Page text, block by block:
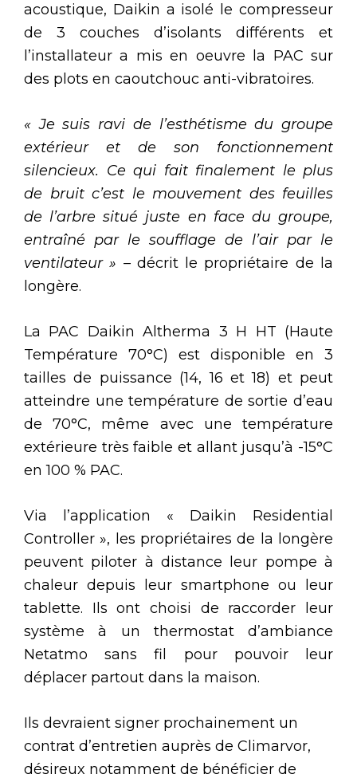
acoustique, Daikin a isolé le compresseur
de 3 couches d’isolants différents et
l’installateur a mis en oeuvre la PAC sur
des plots en caoutchouc anti-vibratoires.
« Je suis ravi de l’esthétisme du groupe
extérieur et de son fonctionnement
silencieux. Ce qui fait finalement le plus
de bruit c’est le mouvement des feuilles
de l’arbre situé juste en face du groupe,
entraîné par le soufflage de l’air par le
ventilateur » –décrit le propriétaire de la
longère.
La PAC Daikin Altherma 3 H HT (Haute
Température 70°C) est disponible en 3
tailles de puissance (14, 16 et 18) et peut
atteindre une température de sortie d’eau
de 70°C, même avec une température
extérieure très faible et allant jusqu’à -15°C
en 100 % PAC.
Via l’application « Daikin Residential
Controller », les propriétaires de la longère
peuvent piloter à distance leur pompe à
chaleur depuis leur smartphone ou leur
tablette. Ils ont choisi de raccorder leur
système à un thermostat d’ambiance
Netatmo sans fil pour pouvoir leur
déplacer partout dans la maison.
Ils devraient signer prochainement un
contrat d’entretien auprès de Climarvor,
désireux notamment de bénéficier de